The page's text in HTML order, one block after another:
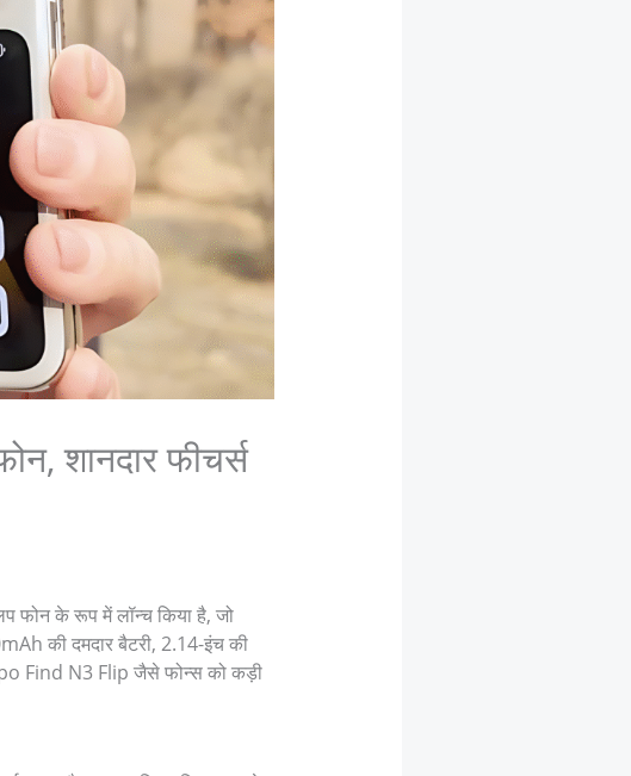
शानदार फीचर्स
फोन के रूप में लॉन्च किया है, जो
की दमदार बैटरी, 2.14-इंच की
Find N3 Flip जैसे फोन्स को कड़ी